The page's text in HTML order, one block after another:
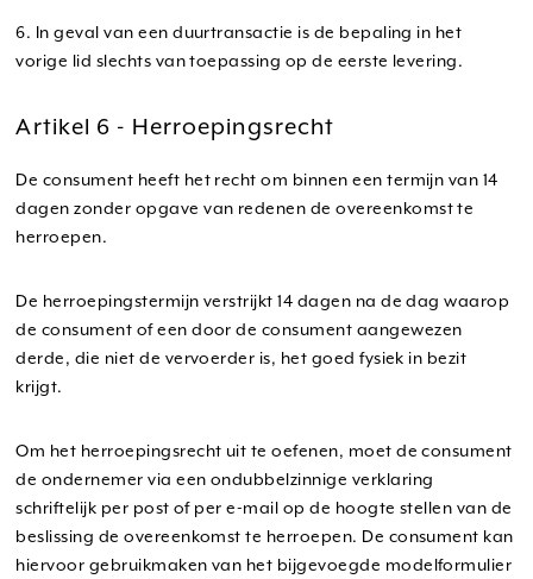
6. In geval van een duurtransactie is de bepaling in het
vorige lid slechts van toepassing op de eerste levering.
Artikel 6 - Herroepingsrecht
De consument heeft het recht om binnen een termijn van 14
dagen zonder opgave van redenen de overeenkomst te
herroepen.
De herroepingstermijn verstrijkt 14 dagen na de dag waarop
de consument of een door de consument aangewezen
derde, die niet de vervoerder is, het goed fysiek in bezit
krijgt.
Om het herroepingsrecht uit te oefenen, moet de consument
de ondernemer via een ondubbelzinnige verklaring
schriftelijk per post of per e-mail op de hoogte stellen van de
beslissing de overeenkomst te herroepen. De consument kan
hiervoor gebruikmaken van het bijgevoegde modelformulier